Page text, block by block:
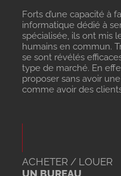
Forts d’une capacité à
informatique dédié à
spécialisée, ils ont mis
humains en commun.
se sont révélés
type de marché. En
proposer sans avoir
comme avoir des
ACHETER / LOUER
UN BUREAU